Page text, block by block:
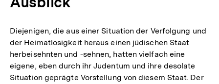
Diejenigen, die aus einer Situation der Verfolgung und
der Heimatlosigkeit heraus einen jüdischen Staat
herbeisehnten und -sehnen, hatten vielfach eine
eigene, eben durch ihr Judentum und ihre desolate
Situation geprägte Vorstellung von diesem Staat. Der
Zum